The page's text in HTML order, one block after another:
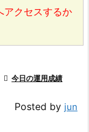
アクセスするか
 今日の運用成績
Posted by jun